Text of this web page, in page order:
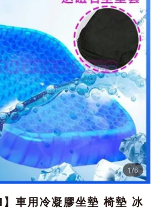
1/6
車用冷凝膠坐墊 椅墊 冰